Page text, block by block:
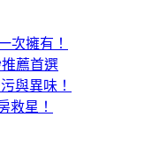
次擁有！
薦首選
與異味！
救星！